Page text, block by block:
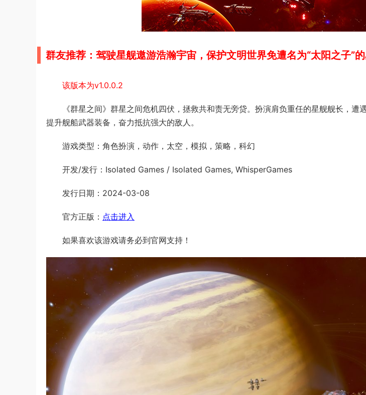
群友推荐：驾驶星舰遨游浩瀚宇宙，保护文明世界免遭名为“太阳之子”的
该版本为v1.0.0.2
《群星之间》群星之间危机四伏，拯救共和责无旁贷。扮演肩负重任的星舰舰长，遭
提升舰船武器装备，奋力抵抗强大的敌人。
游戏类型：角色扮演，动作，太空，模拟，策略，科幻
开发/发行：Isolated Games / Isolated Games, WhisperGames
发行日期：2024-03-08
官方正版： 点击进入
如果喜欢该游戏请务必到官网支持！